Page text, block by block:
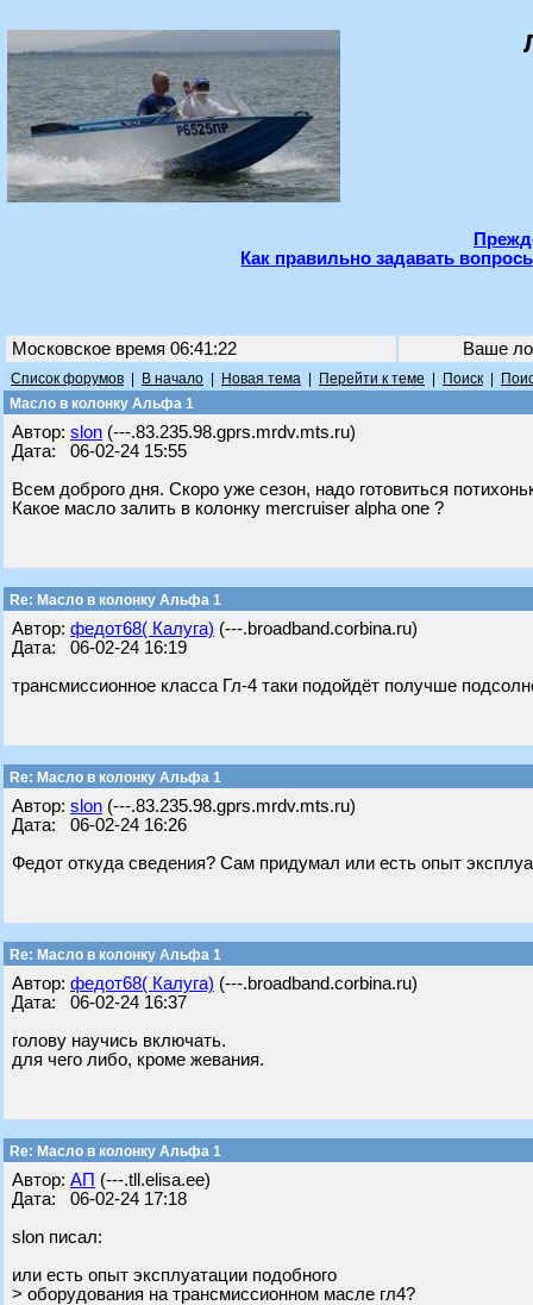
Как правильно задавать
Московское время 06:41:22 Ваше
Список форумов В начало Новая тема Перейти к теме Поиск
Масло в колонку Альфа 1
Автор: slon (---.83.235.98.gprs.mrdv.mts.ru)
Дата: 06-02-24 15:55
Всем доброго дня. Скоро уже сезон, надо готовиться
Какое масло залить в колонку mercruiser alpha one ?
Re: Масло в колонку Альфа 1
Автор: федот68( Калуга) (---.broadband.corbina.ru)
Дата: 06-02-24 16:19
трансмиссионное класса Гл-4 таки подойдёт получше
Re: Масло в колонку Альфа 1
Автор: slon (---.83.235.98.gprs.mrdv.mts.ru)
Дата: 06-02-24 16:26
Федот откуда сведения? Сам придумал или есть опыт
Re: Масло в колонку Альфа 1
Автор: федот68( Калуга) (---.broadband.corbina.ru)
Дата: 06-02-24 16:37
голову научись включать.
для чего либо, кроме жевания.
Re: Масло в колонку Альфа 1
Автор: АП (---.tll.elisa.ee)
Дата: 06-02-24 17:18
slon писал:
или есть опыт эксплуатации подобного
> оборудования на трансмиссионном масле гл4?